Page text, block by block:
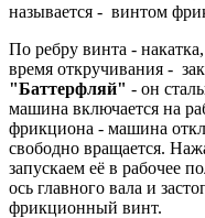
называется - винтом
По ребру винта -
время откручивания -
"Баттерфляй" - он
машина включается на
фрикциона - машина
свободно вращается.
запускаем её в рабочее
ось главного вала и
фрикционный винт.